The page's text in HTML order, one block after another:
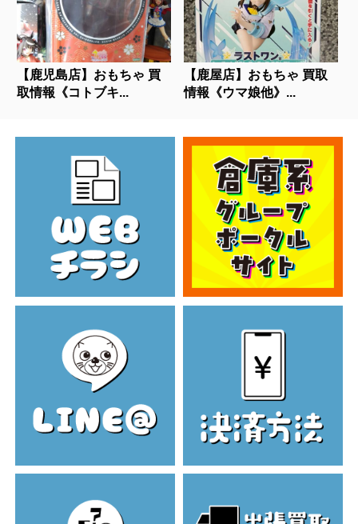
【鹿児島店】おもちゃ 買
取情報《コトブキ...
【鹿屋店】おもちゃ 買取
情報《ウマ娘他》...